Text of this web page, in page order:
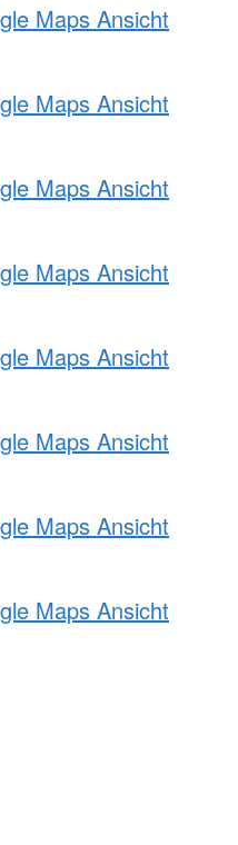
Maps Ansicht
Maps Ansicht
Maps Ansicht
Maps Ansicht
Maps Ansicht
Maps Ansicht
Maps Ansicht
Maps Ansicht